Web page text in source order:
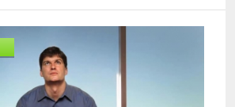
香港應不會有，也不會太受歡迎.....